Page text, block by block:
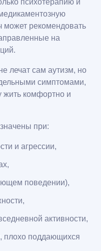
психотерапию и
может рекомендовать
на
лечат сам аутизм, но
симптомами,
жить комфортно и
при:
и агрессии,
поведении),
активности,
плохо поддающихся